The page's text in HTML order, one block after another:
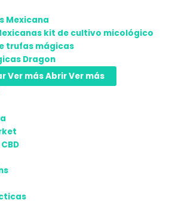
Ver másAbrir Ver más